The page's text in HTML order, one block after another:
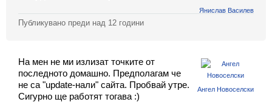
Класация
Екип
Янислав Василев
Публикувано преди над 12 години
Ангел Новоселски
На мен не ми излизат точките от
последното домашно. Предполагам че
не са "update-нали" сайта. Пробвай утре.
Сигурно ще работят тогава :)